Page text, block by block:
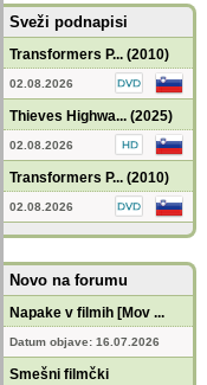
Sveži podnapisi
Transformers P... (2010)
02.08.2026
Thieves Highwa... (2025)
02.08.2026
Transformers P... (2010)
02.08.2026
Novo na forumu
Napake v filmih [Mov ...
Datum objave: 16.07.2026
Smešni filmčki